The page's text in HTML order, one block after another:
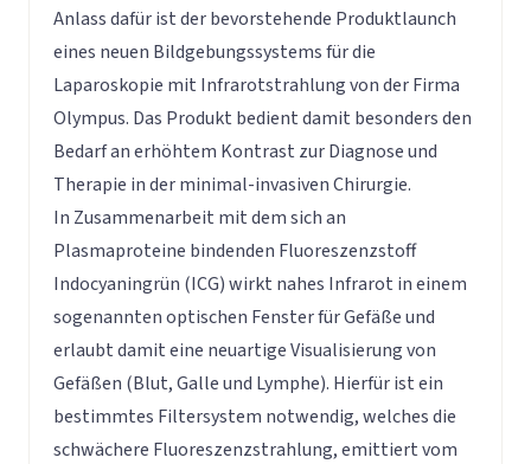
Anlass dafür ist der bevorstehende Produktlaunch
eines neuen Bildgebungssystems für die
Laparoskopie mit Infrarotstrahlung von der Firma
Olympus. Das Produkt bedient damit besonders den
Bedarf an erhöhtem Kontrast zur Diagnose und
Therapie in der minimal-invasiven Chirurgie.
In Zusammenarbeit mit dem sich an
Plasmaproteine bindenden Fluoreszenzstoff
Indocyaningrün (ICG) wirkt nahes Infrarot in einem
sogenannten optischen Fenster für Gefäße und
erlaubt damit eine neuartige Visualisierung von
Gefäßen (Blut, Galle und Lymphe). Hierfür ist ein
bestimmtes Filtersystem notwendig, welches die
schwächere Fluoreszenzstrahlung, emittiert vom